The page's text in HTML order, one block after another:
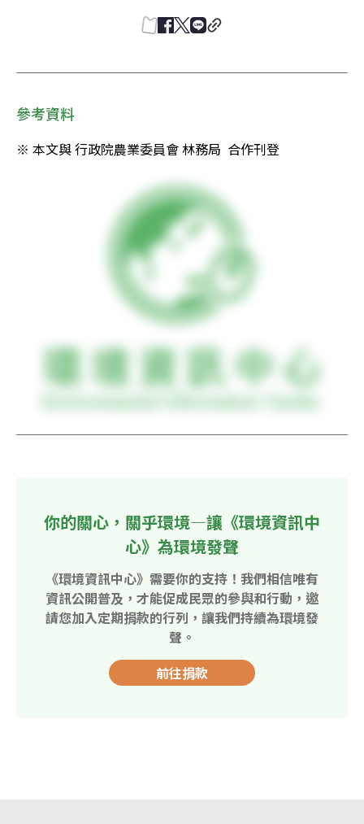
參考資料
※ 本文與 行政院農業委員會 林務局  合作刊登
你的關心，關乎環境—讓《環境資訊中
心》為環境發聲
《環境資訊中心》需要你的支持！我們相信唯有
資訊公開普及，才能促成民眾的參與和行動，邀
請您加入定期捐款的行列，讓我們持續為環境發
聲。
前往捐款